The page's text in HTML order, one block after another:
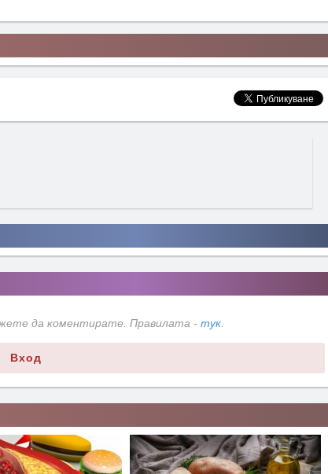
да коментирате. Правилата - тук.
Вход